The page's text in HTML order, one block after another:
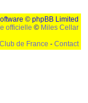
© phpBB Limited
officielle © Miles Cellar
de France - Contact
de la div page...
trouver des paliatifs !